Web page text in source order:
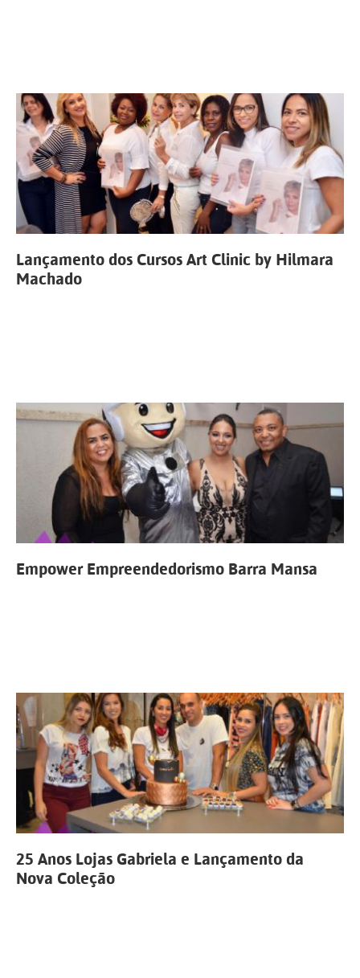
Lançamento dos Cursos Art Clinic by Hilmara
Machado
Empower Empreendedorismo Barra Mansa
25 Anos Lojas Gabriela e Lançamento da
Nova Coleção